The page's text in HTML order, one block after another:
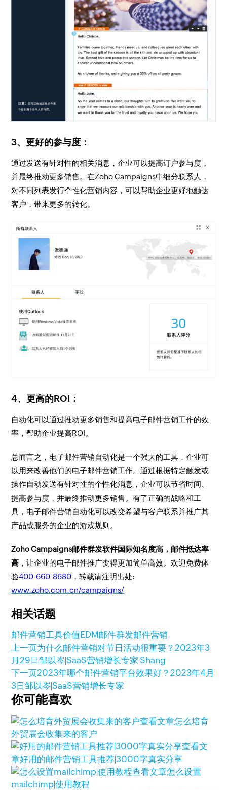
3、更好的参与度：
通过发送有针对性的相关消息，企业可以提高订户参与度，
并最终推动更多销售。在Zoho Campaigns中细分联系人，
对不同列表发行个性化营销内容，可以帮助企业更好地触达
客户，带来更多的转化。
4、更高的ROI：
自动化可以通过推动更多销售和提高电子邮件营销工作的效
率，帮助企业提高ROI。
总而言之，电子邮件营销自动化是一个强大的工具，企业可
以用来改善他们的电子邮件营销工作。通过根据特定触发或
操作自动发送有针对性的个性化消息，企业可以节省时间、
提高参与度，并最终推动更多销售。有了正确的战略和工
具，电子邮件营销自动化可以改变希望与客户联系并推广其
产品或服务的企业的游戏规则。
Zoho Campaigns邮件群发软件国际知名度高，邮件抵达率
高 ，让企业的电子邮件推广变得更加简单高效。欢迎免费体
验400-660-8680 ，转载请注明出处:
www.zoho.com.cn/campaigns/
相关话题
邮件营销工具价值EDM邮件群发邮件营销
上一页为什么邮件营销对节日活动很重要？ 2023年3
月29日邹以岑|SaaS营销增长专家 Shang
下一页2023年哪个邮件营销平台效果好？ 2023年4月
3日邹以岑|SaaS营销增长专家
你可能喜欢
查看文章怎么培育
外贸展会收集来的客户
查看文
章好用的邮件营销工具推荐|3000字真实分享
查看文章怎么设置
mailchimp|使用教程